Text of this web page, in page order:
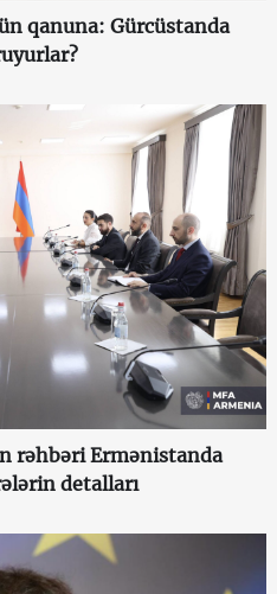
qanuna: Gürcüstanda
rəhbəri Ermənistanda
detalları